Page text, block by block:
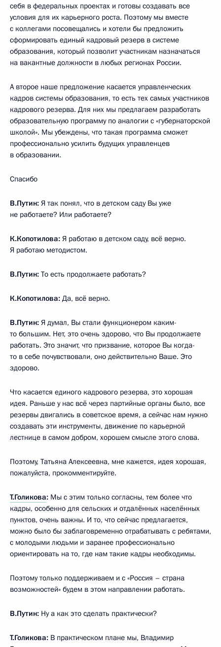
себя в федеральных проектах и готовы создавать все
условия для их карьерного роста. Поэтому мы вместе
с коллегами посовещались и хотели бы предложить
сформировать единый кадровый резерв в системе
образования, который позволит участникам назначаться
на вакантные должности в любых регионах России.
А второе наше предложение касается управленческих
кадров системы образования, то есть тех самых участников
кадрового резерва. Для них мы предлагаем разработать
образовательную программу по аналогии с «губернаторской
школой». Мы убеждены, что такая программа сможет
профессионально усилить будущих управленцев
в образовании.
Спасибо
В.Путин: Я так понял, что в детском саду Вы уже
не работаете? Или работаете?
К.Копотилова: Я работаю в детском саду, всё верно.
Я работаю методистом.
В.Путин: То есть продолжаете работать?
К.Копотилова: Да, всё верно.
В.Путин: Я думал, Вы стали функционером каким-
то большим. Нет, это очень здорово, что Вы продолжаете
работать. Это значит, что призвание, которое Вы когда-
то в себе почувствовали, оно действительно Ваше. Это
здорово.
Что касается единого кадрового резерва, это хорошая
идея. Раньше у нас всё через партийные органы было, все
резервы двигались в советское время, а сейчас нам нужно
создавать эти инструменты, движение по карьерной
лестнице в самом добром, хорошем смысле этого слова.
Поэтому, Татьяна Алексеевна, мне кажется, идея хорошая,
пожалуйста, прокомментируйте.
Т.Голикова: Мы с этим только согласны, тем более что
кадры, особенно для сельских и отдалённых населённых
пунктов, очень важны. И то, что сейчас предлагается,
можно было бы заблаговременно отрабатывать с ребятами,
с молодыми людьми и заранее профессионально
ориентировать на то, где нам такие кадры необходимы.
Поэтому только поддерживаем и с «Россия – страна
возможностей» будем в этом направлении работать.
В.Путин: Ну а как это сделать практически?
Т.Голикова: В практическом плане мы, Владимир